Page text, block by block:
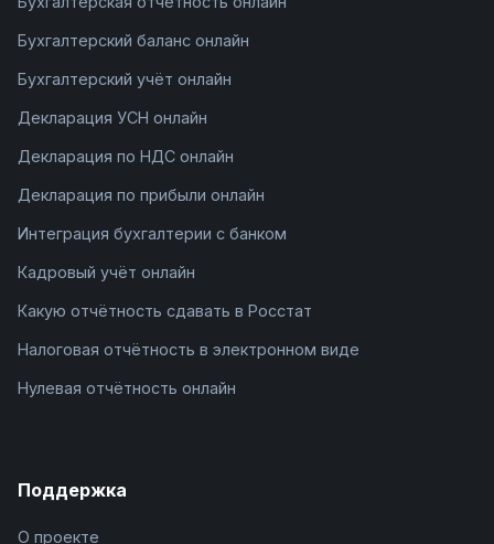
Бухгалтерский баланс онлайн
Бухгалтерский учёт онлайн
Декларация УСН онлайн
Декларация по НДС онлайн
Декларация по прибыли онлайн
Интеграция бухгалтерии с банком
Кадровый учёт онлайн
Какую отчётность сдавать в Росстат
Налоговая отчётность в электронном виде
Нулевая отчётность онлайн
Поддержка
О проекте